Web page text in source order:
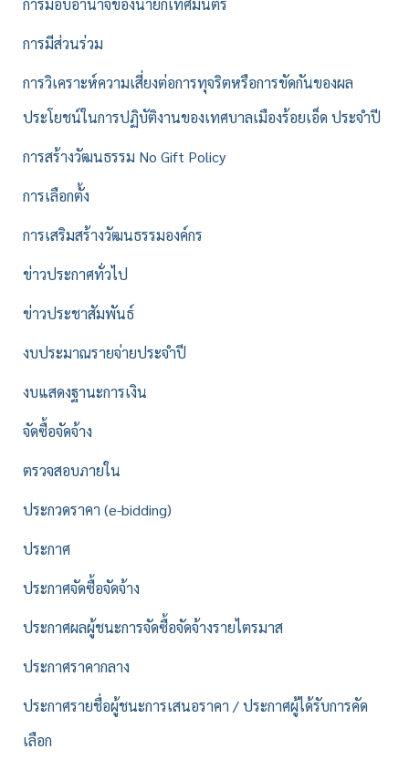
การมอบอำนาจของนายกเทศมนตรี
การมีส่วนร่วม
การวิเคราะห์ความเสี่ยงต่อการทุจริตหรือการขัดกันของผล
ประโยชน์ในการปฏิบัติงานของเทศบาลเมืองร้อยเอ็ด ประจำปี
การสร้างวัฒนธรรม No Gift Policy
การเลือกตั้ง
การเสริมสร้างวัฒนธรรมองค์กร
ข่าวประกาศทั่วไป
ข่าวประชาสัมพันธ์
งบประมาณรายจ่ายประจำปี
งบแสดงฐานะการเงิน
จัดซื้อจัดจ้าง
ตรวจสอบภายใน
ประกวดราคา (e-bidding)
ประกาศ
ประกาศจัดซื้อจัดจ้าง
ประกาศผลผู้ชนะการจัดซื้อจัดจ้างรายไตรมาส
ประกาศราคากลาง
ประกาศรายชื่อผู้ชนะการเสนอราคา / ประกาศผู้ได้รับการคัด
เลือก